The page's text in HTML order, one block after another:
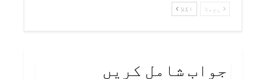
پچھلا اگلا
جواب شامل کریں